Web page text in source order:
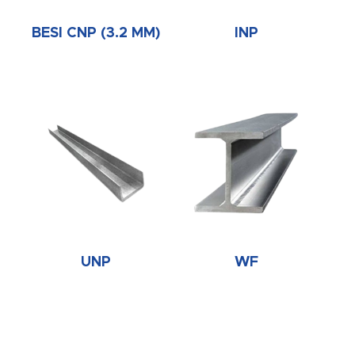
BESI CNP (3.2 MM) INP
UNP WF